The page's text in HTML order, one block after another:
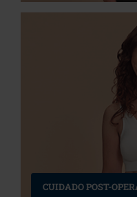
CUIDADO POST-